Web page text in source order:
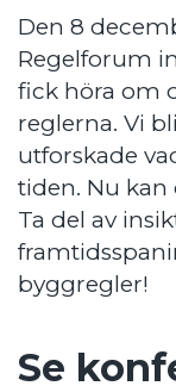
Den 8
Regelforum
fick höra om
reglerna. Vi
utforskade
tiden. Nu kan
Ta del av
byggregler!
Se